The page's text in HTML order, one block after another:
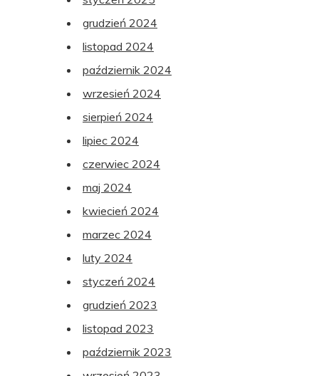
grudzień 2024
listopad 2024
październik 2024
wrzesień 2024
sierpień 2024
lipiec 2024
czerwiec 2024
maj 2024
kwiecień 2024
marzec 2024
luty 2024
styczeń 2024
grudzień 2023
listopad 2023
październik 2023